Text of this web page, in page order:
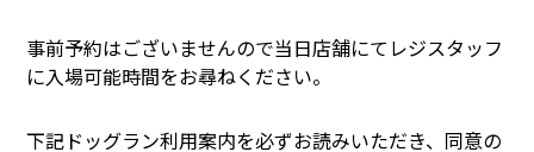
事前予約はございませんので当日店舗にてレジスタッフ
に入場可能時間をお尋ねください。
下記ドッグラン利用案内を必ずお読みいただき、同意の